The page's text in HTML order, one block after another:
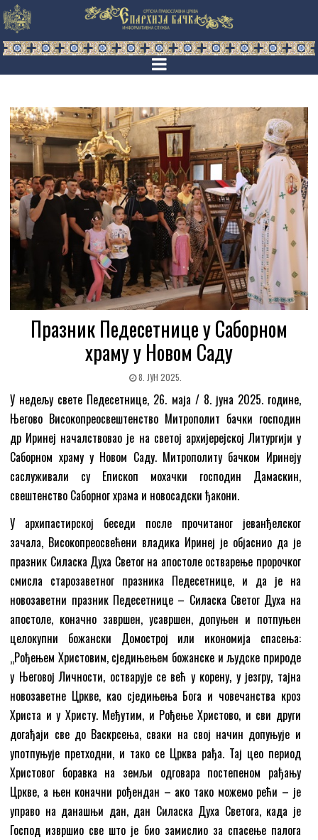
Празник Педесетнице у Саборном
храму у Новом Саду
8. ЈУН 2025.
У недељу свете Педесетнице, 26. маја / 8. јуна 2025. године,
Његово Високопреосвештенство Митрополит бачки госпoдин
др Иринеј началствовао је на светој архијерејској Литургији у
Саборном храму у Новом Саду. Митрополиту бачком Иринеју
саслуживали су Епископ мохачки господин Дамаскин,
свештенство Саборног храма и новосадски ђакони.
У архипастирској беседи после прочитаног јеванђелског
зачала, Високопреосвећени владика Иринеј је објаснио да је
празник Силаска Духа Светог на апостоле остварење пророчког
смисла старозаветног празника Педесетнице, и да је на
новозаветни празник Педесетнице – Силаска Светог Духа на
апостоле, коначно завршен, усавршен, допуњен и потпуњен
целокупни божански Домострој или икономија спасења:
„Рођењем Христовим, сједињењем божанске и људске природе
у Његовој Личности, остварује се већ у корену, у језгру, тајна
новозаветне Цркве, као сједињења Бога и човечанства кроз
Христа и у Христу. Међутим, и Рођење Христово, и сви други
догађаји све до Васкрсења, сваки на свој начин допуњује и
употпуњује претходни, и тако се Црква рађа. Тај цео период
Христовог боравка на земљи одговара постепеном рађању
Цркве, а њен коначни рођендан – ако тако можемо рећи – је
управо на данашњи дан, дан Силаска Духа Светога, када је
Господ извршио све што је био замислио за спасење палога